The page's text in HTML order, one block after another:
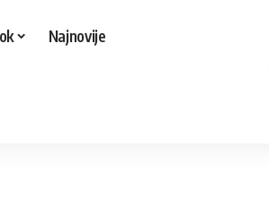
Najnovije